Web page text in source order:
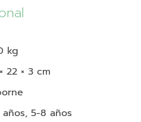
kg
22 × 3 cm
5-8 años